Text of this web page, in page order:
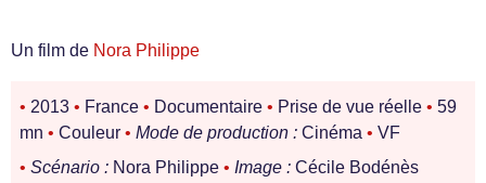
Un film de Nora Philippe
• 2013 • France • Documentaire • Prise de vue réelle • 59
mn • Couleur • Mode de production : Cinéma • VF
• Scénario : Nora Philippe • Image : Cécile Bodénès